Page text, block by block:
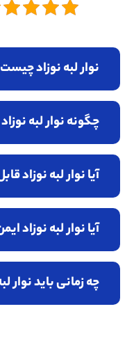
نوار لبه نوزاد
چگونه نوار لبه
آیا نوار لبه
آیا نوار لبه نوزاد
چه زمانی باید نوار